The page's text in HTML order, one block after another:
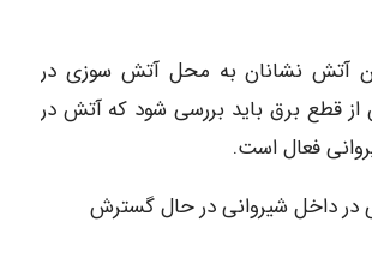
آتش نشانان به محل آتش سوزی در
از قطع برق باید بررسی شود که آتش در
فعال است.
در داخل شیروانی در حال گسترش